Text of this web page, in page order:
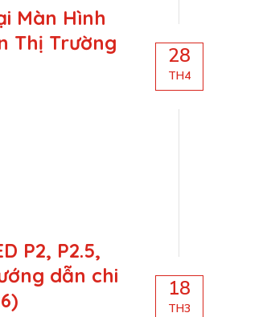
Màn Hình
Thị Trường
28
TH4
P2, P2.5,
dẫn chi
18
TH3